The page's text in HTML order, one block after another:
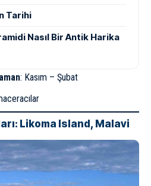
Tarihi
Nasıl Bir Antik Harika
: Kasım – Şubat
Likoma Island, Malavi